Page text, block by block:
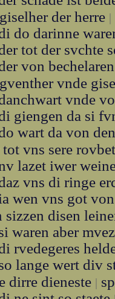
der herre |
do darinne
tot der svchte
von
vnde
vnde
giengen da si
wart da von
tot vns sere
lazet iwer
vns di ringe
wen vns got
sizzen disen
waren aber
rvedegeres
lange wert div
dirre dieneste |